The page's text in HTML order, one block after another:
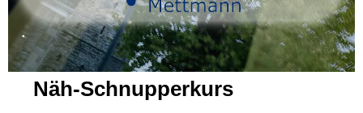
.
Näh-Schnupperkurs